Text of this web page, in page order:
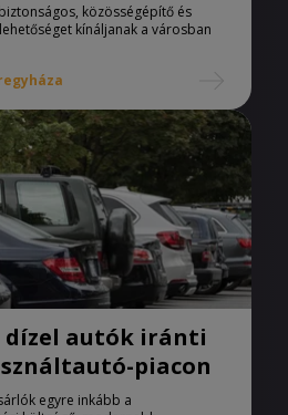
közösségépítő és
kínáljanak a városban
dízel autók iránti
piacon
egyre inkább a